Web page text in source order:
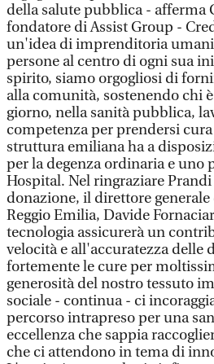
della salute pubblica - afferma
fondatore di Assist Group -
un'idea di imprenditoria
persone al centro di ogni sua
spirito, siamo orgogliosi di
alla comunità, sostenendo chi
giorno, nella sanità pubblica,
competenza per prendersi
struttura emiliana ha a
per la degenza ordinaria e uno
Hospital. Nel ringraziare
donazione, il direttore
Reggio Emilia, Davide
tecnologia assicurerà un
velocità e all'accuratezza delle
fortemente le cure per
generosità del nostro tessuto
sociale - continua - ci
percorso intrapreso per una
eccellenza che sappia
che ci attendono in tema di